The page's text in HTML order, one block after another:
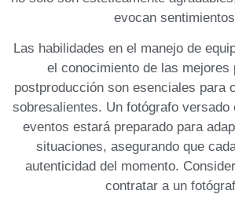
evocan
Las habilidades en el manejo de
el conocimiento de​ las mejores
postproducción son esenciales para
sobresalientes. ‌Un fotógrafo versado
eventos ​estará preparado ⁤para
situaciones, asegurando que
autenticidad del⁤ momento.
contratar a un